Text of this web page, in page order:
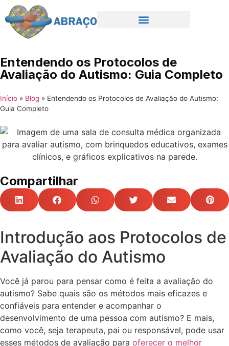
Entendendo os Protocolos de
Avaliação do Autismo: Guia Completo
Início » Blog » Entendendo os Protocolos de Avaliação do Autismo:
Guia Completo
Compartilhar
Introdução aos Protocolos de
Avaliação do Autismo
Você já parou para pensar como é feita a avaliação do
autismo? Sabe quais são os métodos mais eficazes e
confiáveis para entender e acompanhar o
desenvolvimento de uma pessoa com autismo? E mais,
como você, seja terapeuta, pai ou responsável, pode usar
esses métodos de avaliação para oferecer o melhor